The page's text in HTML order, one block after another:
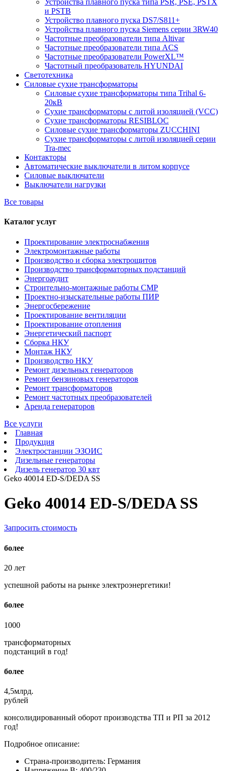
Устройства плавного пуска типа PSR, PSE, PSTX
и PSTB
Устройство плавного пуска DS7/S811+
Устройства плавного пуска Siemens серии 3RW40
Частотные преобразователи типа Altivar
Частотные преобразователи типа ACS
Частотные преобразователи PowerXL™
Частотный преобразователь HYUNDAI
Светотехника
Силовые сухие трансформаторы
Силовые сухие трансформаторы типа Trihal 6-
20кВ
Сухие трансформаторы с литой изоляцией (VCC)
Сухие трансформаторы RESIBLOC
Силовые сухие трансформаторы ZUCCHINI
Сухие трансформаторы с литой изоляцией серии
Tra-mec
Контакторы
Автоматические выключатели в литом корпусе
Силовые выключатели
Выключатели нагрузки
Все товары
Каталог услуг
Проектирование электроснабжения
Электромонтажные работы
Производство и сборка электрощитов
Производство трансформаторных подстанций
Энергоаудит
Строительно-монтажные работы СМР
Проектно-изыскательные работы ПИР
Энергосбережение
Проектирование вентиляции
Проектирование отопления
Энергетический паспорт
Сборка НКУ
Монтаж НКУ
Производство НКУ
Ремонт дизельных генераторов
Ремонт бензиновых генераторов
Ремонт трансформаторов
Ремонт частотных преобразователей
Аренда генераторов
Все услуги
Главная
Продукция
Электростанции ЭЗОИС
Дизельные генераторы
Дизель генератор 30 квт
Geko 40014 ED-S/DEDA SS
Geko 40014 ED-S/DEDA SS
Запросить стоимость
более
20 лет
успешной работы на рынке электроэнергетики!
более
1000
трансформаторных
подстанций в год!
более
4,5млрд.
рублей
консолидированный оборот производства ТП и РП за 2012
год!
Подробное описание:
Страна-производитель: Германия